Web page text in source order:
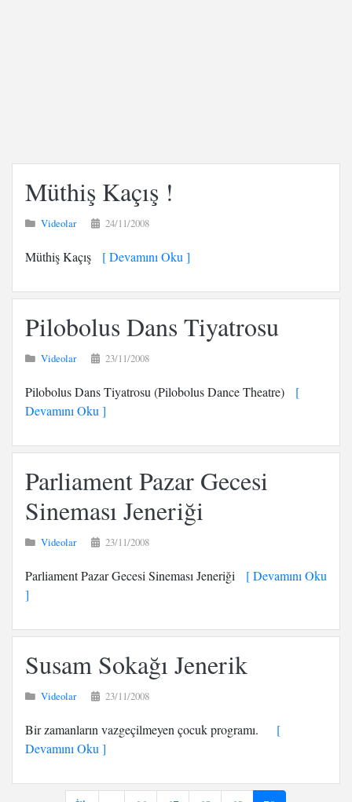
Müthiş Kaçış !
Videolar 24/11/2008
Müthiş Kaçış [ Devamını Oku ]
Pilobolus Dans Tiyatrosu
Videolar 23/11/2008
Pilobolus Dans Tiyatrosu (Pilobolus Dance Theatre)
[
Devamını Oku ]
Parliament Pazar Gecesi
Sineması Jeneriği
Videolar 23/11/2008
Parliament Pazar Gecesi Sineması Jeneriği
[ Devamını Oku
]
Susam Sokağı Jenerik
Videolar 23/11/2008
Bir zamanların vazgeçilmeyen çocuk programı.
[
Devamını Oku ]